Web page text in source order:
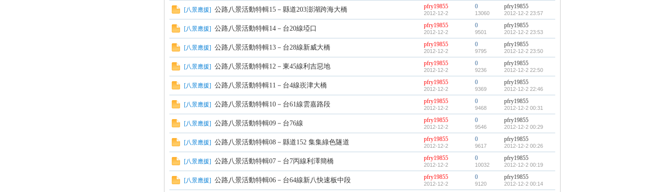
[八景應援] 公路八景活動特輯15－縣道203澎湖跨海大橋 pfry19855
2012-12-2
0
13060
pfry19855
2012-12-2 23:57
[八景應援] 公路八景活動特輯14－台20線埡口 pfry19855
2012-12-2
0
9501
pfry19855
2012-12-2 23:53
[八景應援] 公路八景活動特輯13－台28線新威大橋 pfry19855
2012-12-2
0
9795
pfry19855
2012-12-2 23:50
[八景應援] 公路八景活動特輯12－東45線利吉惡地 pfry19855
2012-12-2
0
9236
pfry19855
2012-12-2 22:50
[八景應援] 公路八景活動特輯11－台4線崁津大橋 pfry19855
2012-12-2
0
9369
pfry19855
2012-12-2 22:46
[八景應援] 公路八景活動特輯10－台61線雲嘉路段 pfry19855
2012-12-2
0
9468
pfry19855
2012-12-2 00:31
[八景應援] 公路八景活動特輯09－台76線 pfry19855
2012-12-2
0
9546
pfry19855
2012-12-2 00:29
[八景應援] 公路八景活動特輯08－縣道152 集集綠色隧道 pfry19855
2012-12-2
0
9617
pfry19855
2012-12-2 00:26
[八景應援] 公路八景活動特輯07－台7丙線利澤簡橋 pfry19855
2012-12-2
0
10032
pfry19855
2012-12-2 00:19
[八景應援] 公路八景活動特輯06－台64線新八快速板中段 pfry19855
2012-12-2
0
9120
pfry19855
2012-12-2 00:14